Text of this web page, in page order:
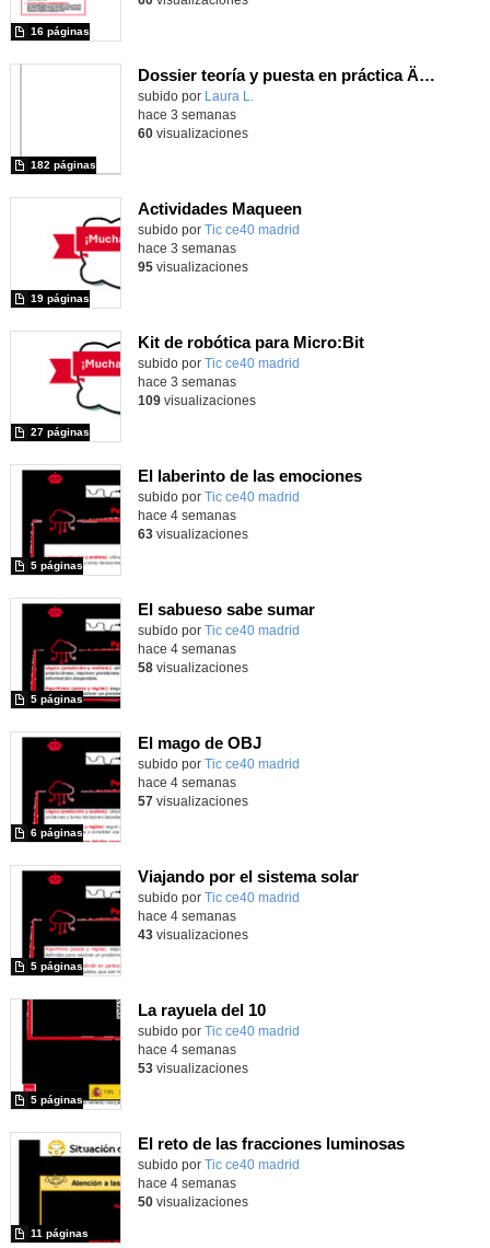
16 páginas
Dossier teoría y puesta en práctica Äprendizaje Basado en Juegos en Educación Infantil y Primaria
Contenido educativo.
subido por Laura L.
182 páginas
-
hace 3 semanas
60visualizaciones
Actividades Maqueen
Contenido educativo.
subido por Tic ce40 madrid
19 páginas
hace 3 semanas
95visualizaciones
Kit de robótica para Micro:Bit
Contenido educativo.
subido por Tic ce40 madrid
27 páginas
hace 3 semanas
109visualizaciones
El laberinto de las emociones
subido por Tic ce40 madrid
5 páginas
hace 4 semanas
63visualizaciones
El sabueso sabe sumar
subido por Tic ce40 madrid
5 páginas
hace 4 semanas
58visualizaciones
El mago de OBJ
subido por Tic ce40 madrid
6 páginas
hace 4 semanas
57 visualizaciones
Viajando por el sistema solar
subido por Tic ce40 madrid
5 páginas
hace 4 semanas
43visualizaciones
La rayuela del 10
subido por Tic ce40 madrid
5 páginas
hace 4 semanas
53visualizaciones
El reto de las fracciones luminosas
subido por Tic ce40 madrid
11 páginas
hace 4 semanas
50visualizaciones